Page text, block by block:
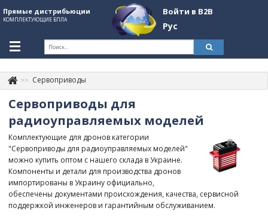
Прямые дистрибьюции
КОМПЛЕКТУЮЩИЕ БПЛА
Войти в B2B
Рус
+380507774092 Контакты
About Company
Обзоры
Категории
Бренды
Сервоприводы
Сервоприводы для
радиоуправляемых моделей
Комплектующие для дронов категории
"Сервоприводы для радиоуправляемых моделей"
можно купить оптом с нашего склада в Украине.
Компоненты и детали для производства дронов
импортированы в Украину официально,
обеспечены документами происхождения, качества, сервисной
поддержкой инженеров и гарантийным обслуживанием.